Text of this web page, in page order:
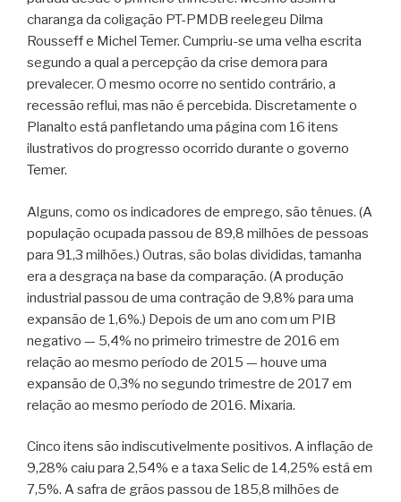
charanga da coligação PT-PMDB reelegeu Dilma
Rousseff e Michel Temer. Cumpriu-se uma velha escrita
segundo a qual a percepção da crise demora para
prevalecer. O mesmo ocorre no sentido contrário, a
recessão reflui, mas não é percebida. Discretamente o
Planalto está panfletando uma página com 16 itens
ilustrativos do progresso ocorrido durante o governo
Temer.
Alguns, como os indicadores de emprego, são tênues. (A
população ocupada passou de 89,8 milhões de pessoas
para 91,3 milhões.) Outras, são bolas divididas, tamanha
era a desgraça na base da comparação. (A produção
industrial passou de uma contração de 9,8% para uma
expansão de 1,6%.) Depois de um ano com um PIB
negativo — 5,4% no primeiro trimestre de 2016 em
relação ao mesmo período de 2015 — houve uma
expansão de 0,3% no segundo trimestre de 2017 em
relação ao mesmo período de 2016. Mixaria.
Cinco itens são indiscutivelmente positivos. A inflação de
9,28% caiu para 2,54% e a taxa Selic de 14,25% está em
7,5%. A safra de grãos passou de 185,8 milhões de